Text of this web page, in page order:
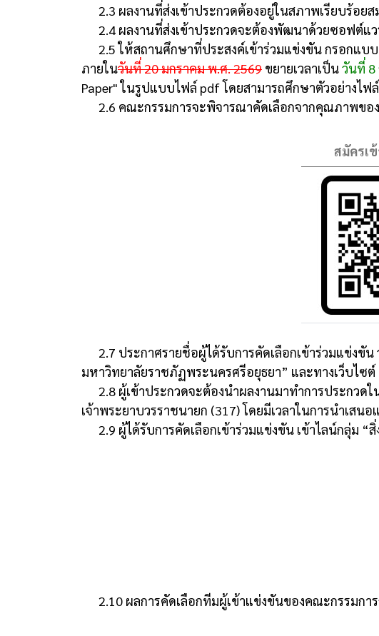
2.3 ผลงานที่ส่งเข้าประกวดต้องอยู่ในสภาพเรียบร้อ
2.4 ผลงานที่ส่งเข้าประกวดจะต้องพัฒนาด้วยซอฟต์แ
2.5 ให้สถานศึกษาที่ประสงค์เข้าร่วมแข่งขัน กรอกแ
ภายในวันที่ 20 มกราคม พ.ศ. 2569 ขยายเวลาเป็นวันที่ 8
Paper" ในรูปแบบไฟล์ pdf โดยสามารถศึกษาตัวอย่างไฟ
2.6 คณะกรรมการจะพิจารณาคัดเลือกจากคุณภาพขอ
สมัครเ
2.7 ประกาศรายชื่อผู้ได้รับการคัดเลือกเข้าร่วมแข่ง
มหาวิทยาลัยราชภัฏพระนครศรีอยุธยา” และทางเว็บไซต์
2.8 ผู้เข้าประกวดจะต้องนำผลงานมาทำการประกวด
เจ้าพระยาบวรราชนายก (317) โดยมีเวลาในการนำเสน
2.9 ผู้ได้รับการคัดเลือกเข้าร่วมแข่งขัน เข้าไลน์กลุ่ม “
2.10 ผลการคัดเลือกทีมผู้เข้าแข่งขันของคณะกรรมก